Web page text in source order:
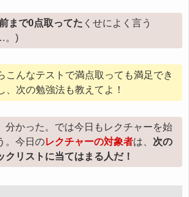
まで0点取ってた くせによく言う
。)
こんなテストで満点取っても満足でき
、次の勉強法も教えてよ！
分かった。では今日もレクチャーを始
。今日のレクチャーの対象者は、 次の
クリストに当てはまる人だ！